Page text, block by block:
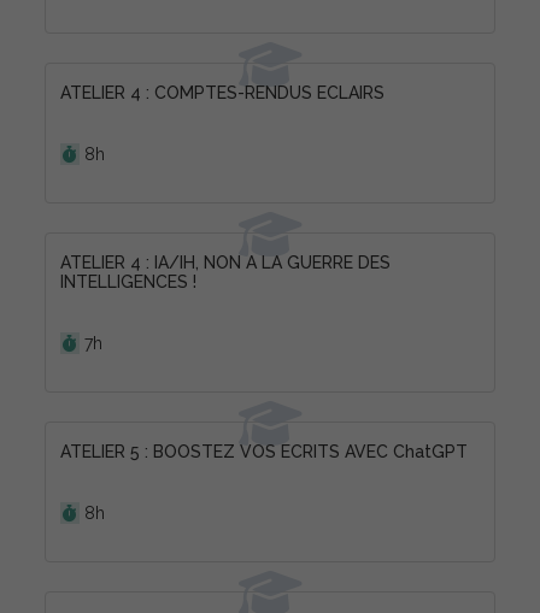
ATELIER 4 : COMPTES-RENDUS ECLAIRS
8h
ATELIER 4 : IA/IH, NON A LA GUERRE DES
INTELLIGENCES !
7h
ATELIER 5 : BOOSTEZ VOS ECRITS AVEC ChatGPT
8h